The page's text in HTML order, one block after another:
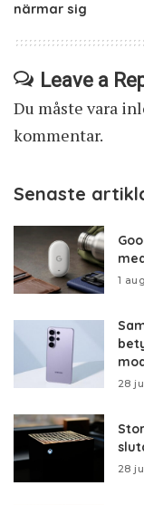
närmar sig
Leave a
Du måste vara
kommentar.
Senaste
1
28
28